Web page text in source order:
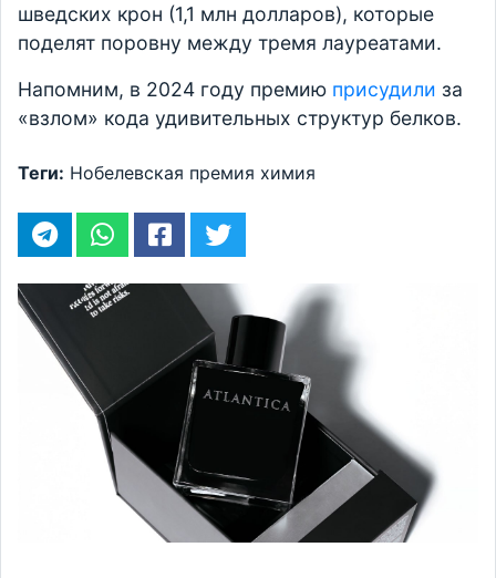
шведских крон (1,1 млн долларов), которые
поделят поровну между тремя лауреатами.
Напомним, в 2024 году премию присудили за
«взлом» кода удивительных структур белков.
Теги: Нобелевская премия химия